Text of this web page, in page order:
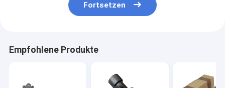
Fortsetzen
Empfohlene Produkte